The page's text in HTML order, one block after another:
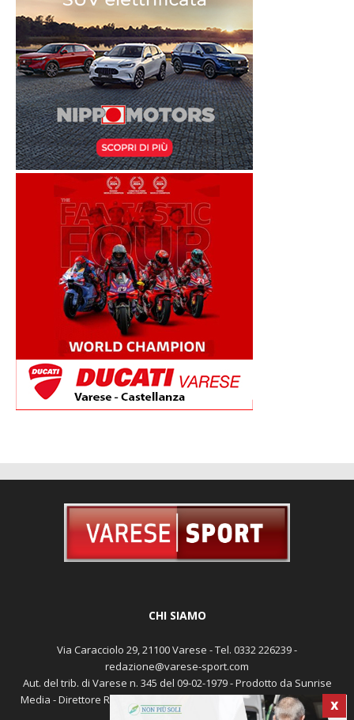
X
CHI SIAMO
Via Caracciolo 29, 21100 Varese - Tel. 0332 226239 -
redazione@varese-sport.com
Aut. del trib. di Varese n. 345 del 09-02-1979 - Prodotto da Sunrise
Media - Direttore Responsabile: Michele Marocco -Cookie policy
Pubblicità